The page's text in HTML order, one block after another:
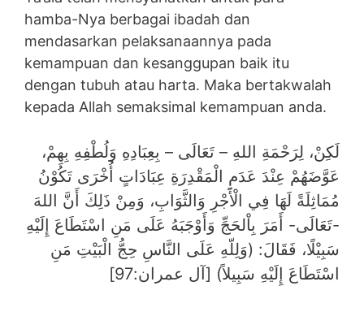
hamba-Nya berbagai ibadah dan
mendasarkan pelaksanaannya pada
kemampuan dan kesanggupan baik itu
dengan tubuh atau harta. Maka bertakwalah
kepada Allah semaksimal kemampuan anda.
لَكِنْ، لِرَحْمَةِ اللهِ – تَعَالَى – بِعِبَادِهِ وَلُطْفِهِ بِهِمْ،
عَوَّضَهُمْ عِنْدَ عَدَمِ الْمَقْدِرَةِ عِبَادَاتٍ أُخْرَى تَكُوْنُ
مُمَاثِلَةً لَهَا فِي الْأَجْرِ وَالثَّوَابِ، وَمِنْ ذَلِكَ أَنَّ اللهَ
-تَعَالَى- أَمَرَ بِاْلحَجِّ وَأَوْجَبَهُ عَلَى مَنِ اسْتَطَاعَ إِلَيْهِ
سَبِيْلًا، فَقَالَ: (وَلِلّهِ عَلَى النَّاسِ حِجُّ الْبَيْتِ مَنِ
اسْتَطَاعَ إِلَيْهِ سَبِيلاً) [آل عمران:97]